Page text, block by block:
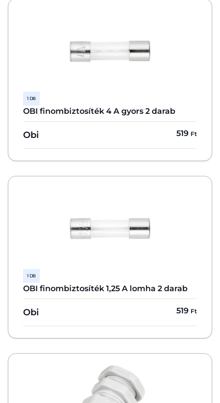
1 DB
OBI finombiztosíték 4 A gyors 2 darab
Obi 519 Ft
1 DB
OBI finombiztosíték 1,25 A lomha 2 darab
Obi 519 Ft